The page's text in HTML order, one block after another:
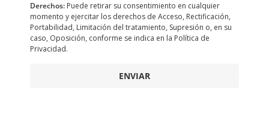
Derechos: Puede retirar su consentimiento en cualquier
momento y ejercitar los derechos de Acceso, Rectificación,
Portabilidad, Limitación del tratamiento, Supresión o, en su
caso, Oposición, conforme se indica en la Política de
Privacidad.
ENVIAR